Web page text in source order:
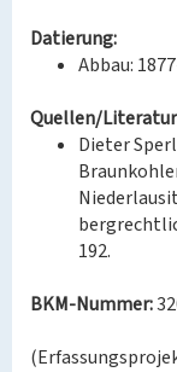
Datierung:
Abbau:
Quellen/
Dieter
192.
BKM-Nummer: